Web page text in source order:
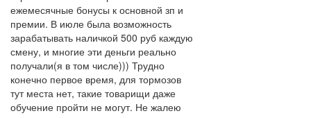
ежемесячные бонусы к основной зп и
премии. В июле была возможность
зарабатывать наличкой 500 руб каждую
смену, и многие эти деньги реально
получали(я в том числе))) Трудно
конечно первое время, для тормозов
тут места нет, такие товарищи даже
обучение пройти не могут. Не жалею